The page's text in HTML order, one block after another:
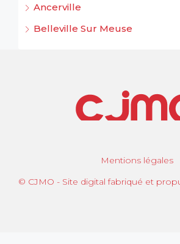
Ancerville
Belleville Sur Meuse
Mentions légales
© CJMO - Site digital fabriqué et